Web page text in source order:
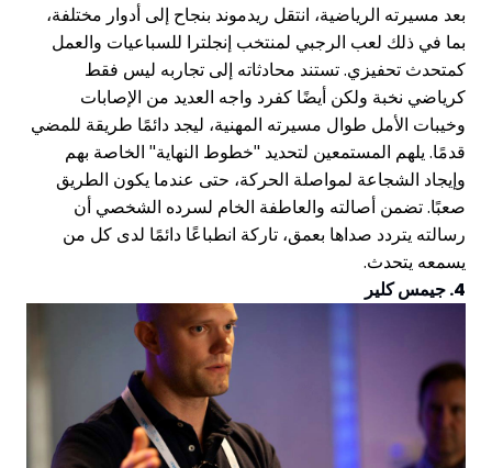
بعد مسيرته الرياضية، انتقل ريدموند بنجاح إلى أدوار مختلفة،
بما في ذلك لعب الرجبي لمنتخب إنجلترا للسباعيات والعمل
كمتحدث تحفيزي. تستند محادثاته إلى تجاربه ليس فقط
كرياضي نخبة ولكن أيضًا كفرد واجه العديد من الإصابات
وخيبات الأمل طوال مسيرته المهنية، ليجد دائمًا طريقة للمضي
قدمًا. يلهم المستمعين لتحديد "خطوط النهاية" الخاصة بهم
وإيجاد الشجاعة لمواصلة الحركة، حتى عندما يكون الطريق
صعبًا. تضمن أصالته والعاطفة الخام لسرده الشخصي أن
رسالته يتردد صداها بعمق، تاركة انطباعًا دائمًا لدى كل من
يسمعه يتحدث.
4. جيمس كلير